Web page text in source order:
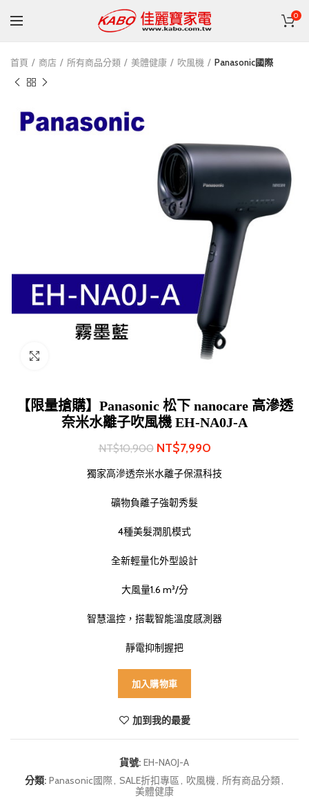
0
首頁 商店 所有商品分類 美體健康 吹風機 Panasonic國際
【限量搶購】Panasonic 松下 nanocare 高滲透
奈米水離子吹風機 EH-NA0J-A
NT$10,900 NT$7,990
獨家高滲透奈米水離子保濕科技
礦物負離子強韌秀髮
4種美髮潤肌模式
全新輕量化外型設計
大風量1.6 m³/分
智慧溫控，搭載智能溫度感測器
靜電抑制握把
加入購物車
加到我的最愛
貨號: EH-NA0J-A
分類: Panasonic國際, SALE折扣專區, 吹風機, 所有商品分類,
美體健康